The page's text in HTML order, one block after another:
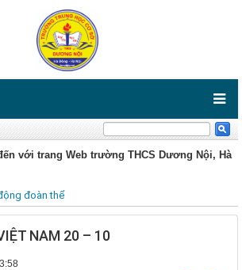
với trang Web trường THCS Dương Nội, Hà
đoàn thể
NAM 20 – 10